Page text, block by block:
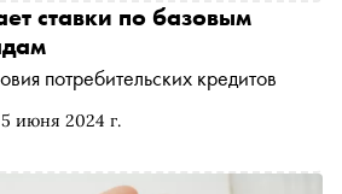
5 июня 2024 г.
ставки по базовым
потребительских кредитов